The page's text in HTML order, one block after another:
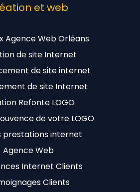
et web
Agence Web Orléans
de site Internet
de site internet
de site Internet
Refonte LOGO
de votre LOGO
prestations internet
Agence Web
Internet Clients
Clients